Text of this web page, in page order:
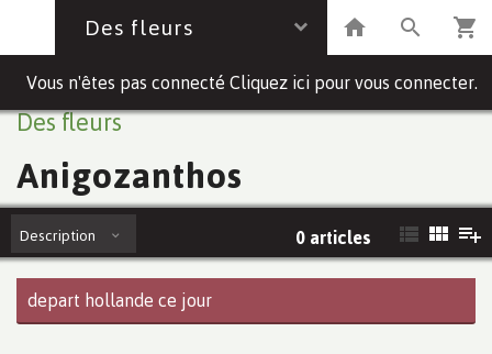
Des fleurs
Vous n'êtes pas connecté Cliquez ici pour vous connecter.
Des fleurs
Anigozanthos
Description 0 articles
depart hollande ce jour